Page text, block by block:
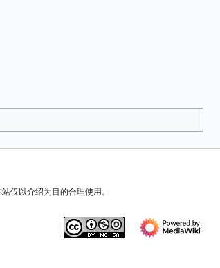
仅以介绍为目的合理使用。